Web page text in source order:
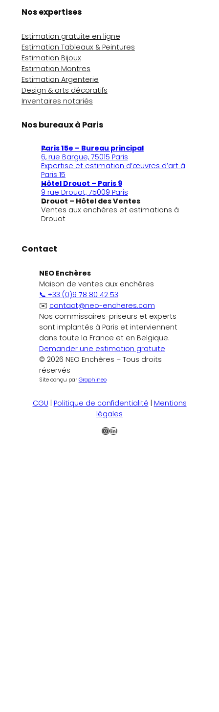
Nos expertises
Estimation gratuite en ligne
Estimation Tableaux & Peintures
Estimation Bijoux
Estimation Montres
Estimation Argenterie
Design & arts décoratifs
Inventaires notariés
Nos bureaux à Paris
Paris 15e – Bureau principal
6, rue Bargue, 75015 Paris
Expertise et estimation d’œuvres d’art à
Paris 15
Hôtel Drouot – Paris 9
9 rue Drouot, 75009 Paris
Drouot – Hôtel des Ventes
Ventes aux enchères et estimations à
Drouot
Contact
NEO Enchères
Maison de ventes aux enchères
📞 +33 (0)9 78 80 42 53
✉️ contact@neo-encheres.com
Nos commissaires-priseurs et experts
sont implantés à Paris et interviennent
dans toute la France et en Belgique.
Demander une estimation gratuite
© 2026 NEO Enchères – Tous droits
réservés
Site conçu parGraphineo
CGU | Politique de confidentialité | Mentions
légales
Instagram
LinkedIn